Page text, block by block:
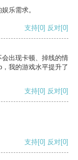
乐需求。
支持[0] 反对[0]
出现卡顿、掉线的情
我的游戏水平提升了
支持[0] 反对[0]
支持[0] 反对[0]